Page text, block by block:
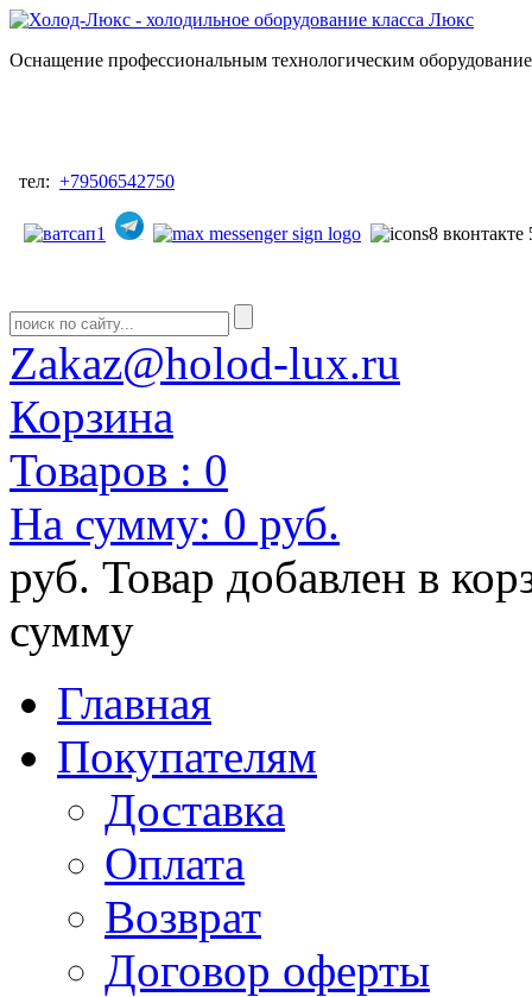
Оснащение профессиональным технологическим
тел: +79506542750
Zakaz@holod-lux.ru
Корзина
Товаров : 0
На сумму: 0 руб.
руб. Товар добавлен в
сумму
Главная
Покупателям
Доставка
Оплата
Возврат
Договор оферты